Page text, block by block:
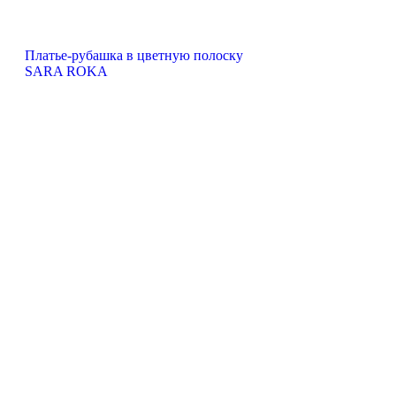
Платье-рубашка в цветную полоску
SARA ROKA